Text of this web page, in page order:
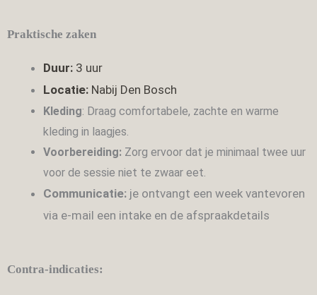
Praktische zaken
Duur: 3 uur
Locatie: Nabij Den Bosch
Kleding: Draag comfortabele, zachte en warme
kleding in laagjes.
Voorbereiding: Zorg ervoor dat je minimaal twee uur
voor de sessie niet te zwaar eet.
Communicatie: je ontvangt een week vantevoren
via e-mail een intake en de afspraakdetails
Contra-indicaties: